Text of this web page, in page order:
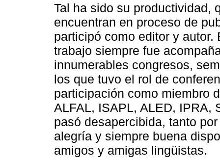
Tal ha sido su productividad,
encuentran en proceso de
participó como editor y
trabajo siempre fue
innumerables congresos,
los que tuvo el rol de
participación como miembro
ALFAL, ISAPL, ALED, IPRA,
pasó desapercibida, tanto
alegría y siempre buena
amigos y amigas lingüistas.